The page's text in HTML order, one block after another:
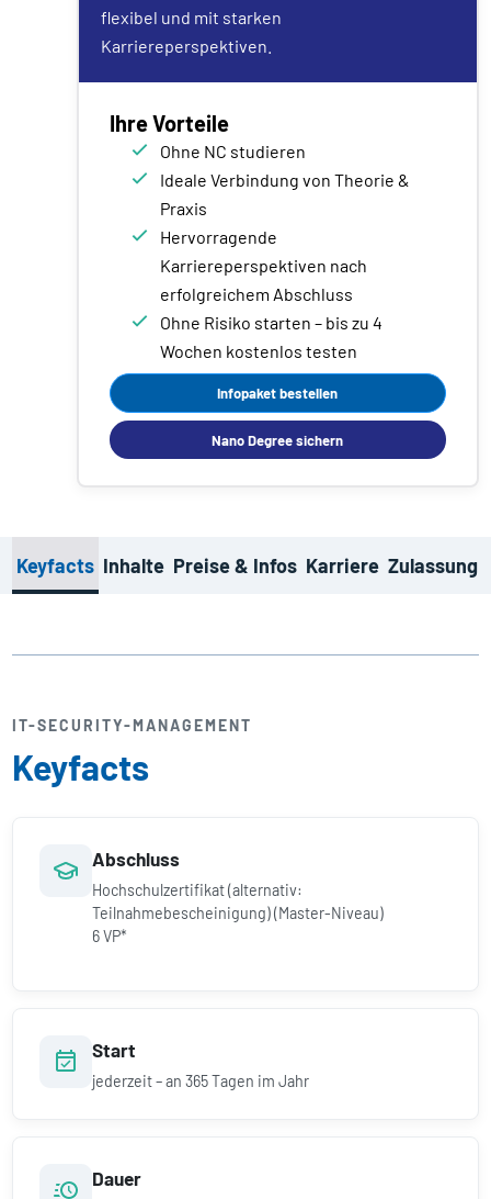
flexibel und mit starken
Karriereperspektiven.
Ihre Vorteile
Ohne NC studieren
Ideale Verbindung von Theorie &
Praxis
Hervorragende
Karriereperspektiven nach
erfolgreichem Abschluss
Ohne Risiko starten – bis zu 4
Wochen kostenlos testen
Infopaket bestellen
Nano Degree sichern
Keyfacts Inhalte Preise & Infos Karriere Zulassung
IT-SECURITY-MANAGEMENT
Keyfacts
Abschluss
Hochschulzertifikat (alternativ:
Teilnahmebescheinigung) (Master-Niveau)
6 VP*
Start
jederzeit – an 365 Tagen im Jahr
Dauer